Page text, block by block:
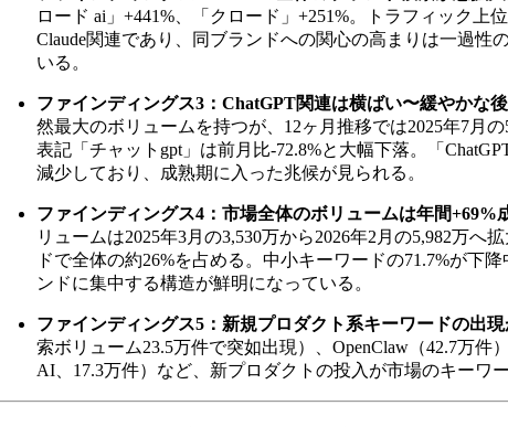
ロード ai」+441%、「クロード」+251%。トラフィック上
Claude関連であり、同ブランドへの関心の高まりは一過性
いる。
ファインディングス3：ChatGPT関連は横ばい〜緩やかな後
然最大のボリュームを持つが、12ヶ月推移では2025年7月
表記「チャットgpt」は前月比-72.8%と大幅下落。「
減少しており、成熟期に入った兆候が見られる。
ファインディングス4：市場全体のボリュームは年間+69%
リュームは2025年3月の3,530万から2026年2月の5,982万へ
ドで全体の約26%を占める。中小キーワードの71.7%が下
ンドに集中する構造が鮮明になっている。
ファインディングス5：新規プロダクト系キーワードの出現
索ボリューム23.5万件で突如出現）、OpenClaw（42.7万件
AI、17.3万件）など、新プロダクトの投入が市場のキーワ